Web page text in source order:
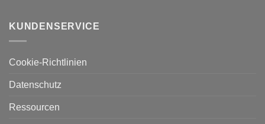
KUNDENSERVICE
Cookie-Richtlinien
Datenschutz
Ressourcen